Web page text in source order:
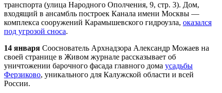
транспорта (улица Народного Ополчения, 9, стр. 3). Дом,
входящий в ансамбль построек Канала имени Москвы —
комплекса сооружений Карамышевского гидроузла, оказался
под угрозой сноса.
14 января Сооснователь Архнадзора Александр Можаев на
своей странице в Живом журнале рассказывает об
уничтожении барочного фасада главного дома усадьбы
Ферзиково, уникального для Калужской области и всей
России.